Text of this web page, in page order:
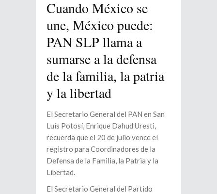
Cuando México se
une, México puede:
PAN SLP llama a
sumarse a la defensa
de la familia, la patria
y la libertad
El Secretario General del PAN en San
Luis Potosí, Enrique Dahud Uresti,
recuerda que el 20 de julio vence el
registro para Coordinadores de la
Defensa de la Familia, la Patria y la
Libertad.
El Secretario General del Partido